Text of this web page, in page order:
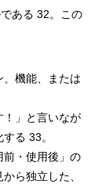
ある 32。この
、機能、または
！」と言いなが
る 33。
前・使用後」の
ら独立した、